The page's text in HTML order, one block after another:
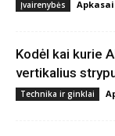
Įvairenybės Apkasai
Kodėl kai kurie
vertikalius
Technika ir ginklai